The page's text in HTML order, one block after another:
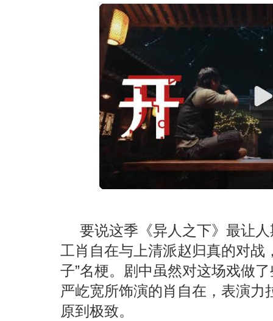
要说这季《异人之下》最让
工肖自在与上清派赵归真的对战
子”名梗。剧中虽然对这场戏做
严屹宽所饰演的肖自在，表演
原到极致。